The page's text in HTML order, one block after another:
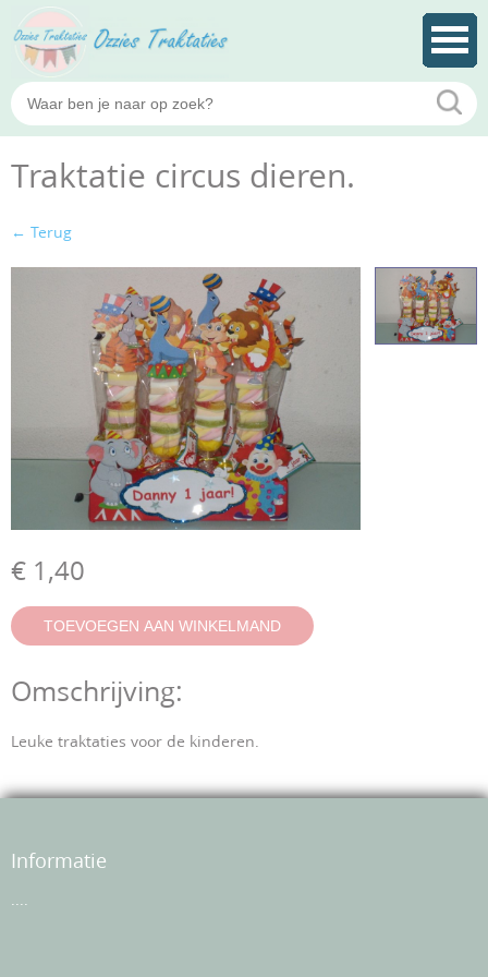
Traktatie circus dieren.
← Terug
€ 1,40
Omschrijving:
Leuke traktaties voor de kinderen.
Informatie
....